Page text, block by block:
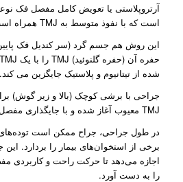
آرتروپلاستی یا تعویض کامل مفصل فک
است که با نفوذ متوسط به TMJ همراه است.
این روش هم جسم گرد (سر کندیل فک
شده از تیتانیوم و پلاستیک جایگزین می کند.
جراحی با برشی کوچک (بالا و زیر گوش)
TMJ معیوب آغاز شده و با جایگذاری مفصل مصنوعی خاتمه می‌یابد.
در طول جراحی، جراح ممکن است توده‌های
اجازه می‌دهد تا حرکت راحت و کاربردی
را به دست آورد.